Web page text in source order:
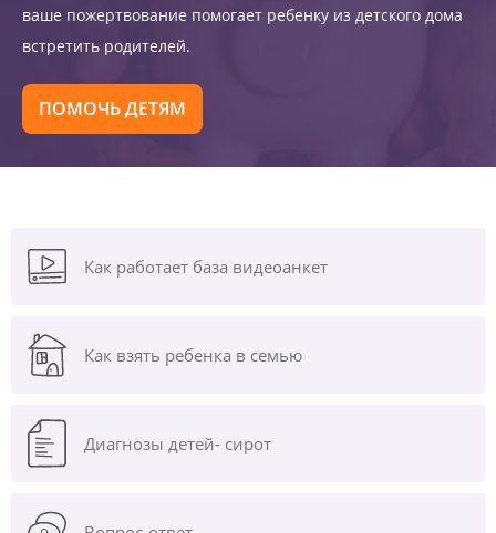
ваше пожертвование помогает ребенку из детского дома
встретить родителей.
ПОМОЧЬ ДЕТЯМ
Как работает база видеоанкет
Как взять ребенка в семью
Диагнозы детей- сирот